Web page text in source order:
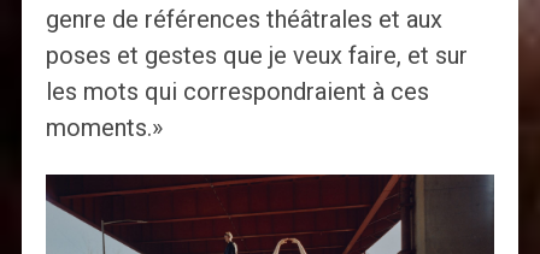
genre de références théâtrales et aux
poses et gestes que je veux faire, et sur
les mots qui correspondraient à ces
moments.»